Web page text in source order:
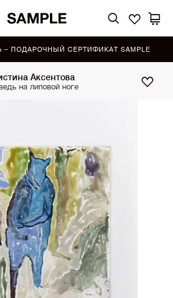
ПОДАРОЧНЫЙ СЕРТИФИКАТ SAMPLE
Аксентова
на липовой ноге